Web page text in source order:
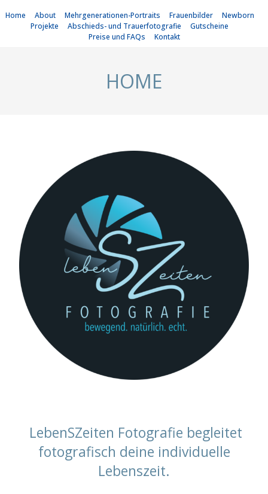
Home About Mehrgenerationen-Portraits Frauenbilder
Newborn
Projekte
Abschieds- und Trauerfotografie
Gutscheine
Preise und FAQs
Kontakt
HOME
LebenSZeiten Fotografie begleitet
fotografisch deine individuelle
Lebenszeit.